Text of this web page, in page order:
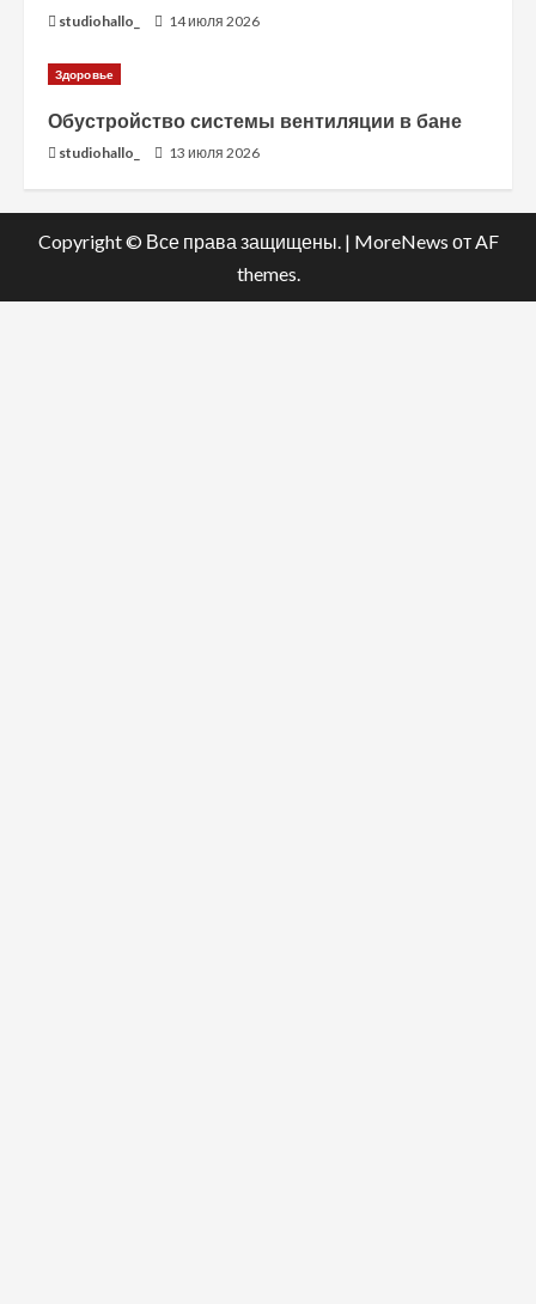
studiohallo_ 14 июля 2026
Здоровье
Обустройство системы вентиляции в бане
studiohallo_ 13 июля 2026
Copyright © Все права защищены. | MoreNews от AF
themes.